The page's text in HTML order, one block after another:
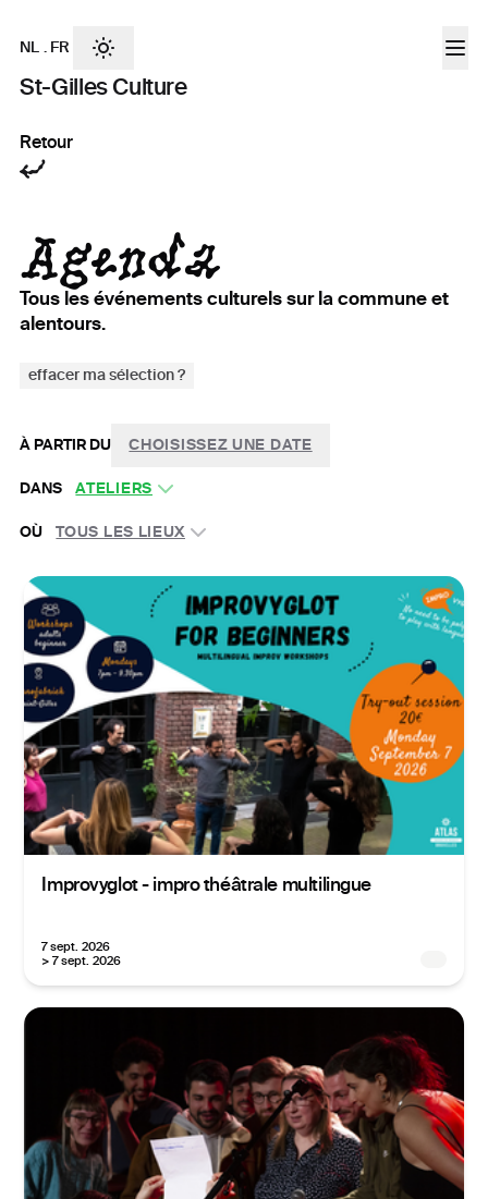
St-Gilles Culture
NL . FR
Retour
Agenda
Tous les événements culturels sur la commune et
alentours.
À PARTIR DU CHOISISSEZ UNE DATE
DANS ATELIERS
OÙ TOUS LES LIEUX
effacer ma sélection ?
Improvyglot - impro théâtrale multilingue
7 sept. 2026
> 7 sept. 2026